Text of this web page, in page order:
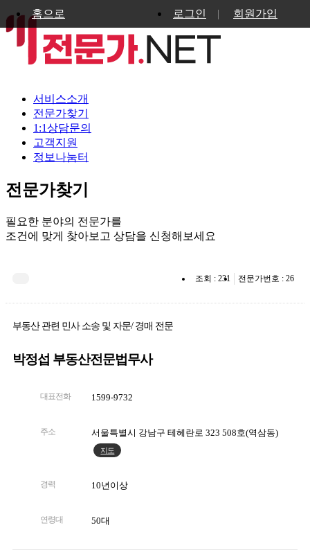
홈으로 로그인 | 회원가입
서비스소개
전문가찾기
1:1상담문의
고객지원
정보나눔터
전문가찾기
필요한 분야의 전문가를
조건에 맞게 찾아보고 상담을 신청해보세요
조회 : 231 전문가번호 : 26
부동산 관련 민사 소송 및 자문/ 경매 전문
박정섭 부동산전문법무사
대표전화 1599-9732
주소 서울특별시 강남구 테헤란로 323 508호(역삼동)
지도
경력 10년이상
연령대 50대